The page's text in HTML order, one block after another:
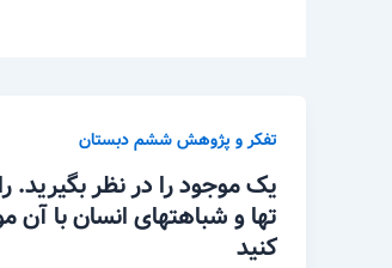
تفکر و پژوهش ششم دبستان
یک موجود را در نظر بگیرید.
تها و شباهتهای انسان با آن
کنید